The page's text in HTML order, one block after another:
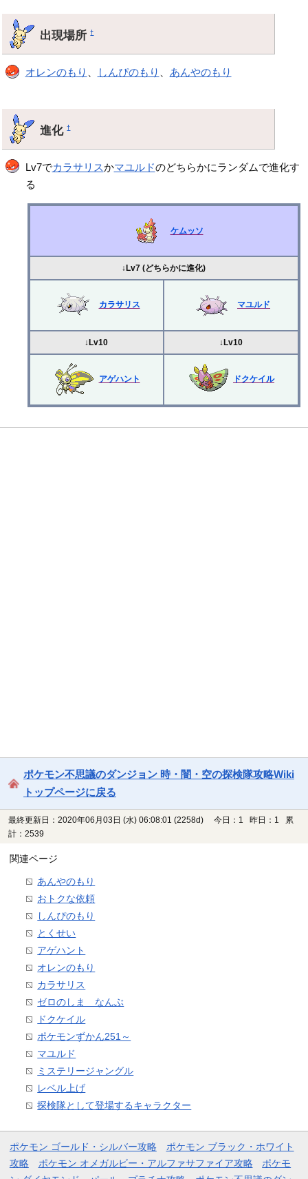
出現場所†
オレンのもり 、 しんぴのもり 、 あんやのもり
進化†
Lv7でカラサリスかマユルドのどちらかにランダムで進化す
る
ケムッソ
↓Lv7 (どちらかに進化)
カラサリス マユルド
↓Lv10 ↓Lv10
アゲハント ドクケイル
ポケモン不思議のダンジョン 時・闇・空の探検隊攻略Wiki
トップページに戻る
最終更新日：2020年06月03日 (水) 06:08:01 (2258d)
今日：1 昨日：1 累
計：2539
関連ページ
あんやのもり
おトクな依頼
しんぴのもり
とくせい
アゲハント
オレンのもり
カラサリス
ゼロのしま なんぶ
ドクケイル
ポケモンずかん251～
マユルド
ミステリージャングル
レベル上げ
探検隊として登場するキャラクター
ポケモン ゴールド・シルバー攻略
ポケモン ブラック・ホワイト
攻略
ポケモン オメガルビー・アルファサファイア攻略
ポケモ